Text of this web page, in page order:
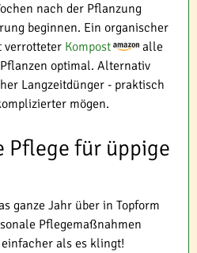
nach der Pflanzung
beginnen. Ein organischer
verrotteter Kompost
alle
optimal. Alternativ
Langzeitdünger - praktisch
mögen.
Pflege für üppige
ganze Jahr über in Topform
Pflegemaßnahmen
als es klingt!